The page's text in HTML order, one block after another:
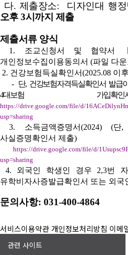
다. 제출장소: 디자인대 행정
오후 3시 까지 제출
제출서류 양식
1. 조교신청서 및 협약서
개인정보수집이용동의서 (파일 다
2. 건강보험득실확인서(2025.08 이
- 단, 건강보험자격득실확인서 발
4대보험 가입
https://drive.google.com/file/d/
usp=sharing
3. 소득금액증명서(2024) (
사실증명확인서 제출)
https://drive.google.com/file/d/
usp=sharing
4. 외국인 학생인 경우 2,3번
유학비자사증발급확인서 또는 외국
문의사항: 031-400-4864
서비스이용약관개인정보처리방침 이메
관련 사이트